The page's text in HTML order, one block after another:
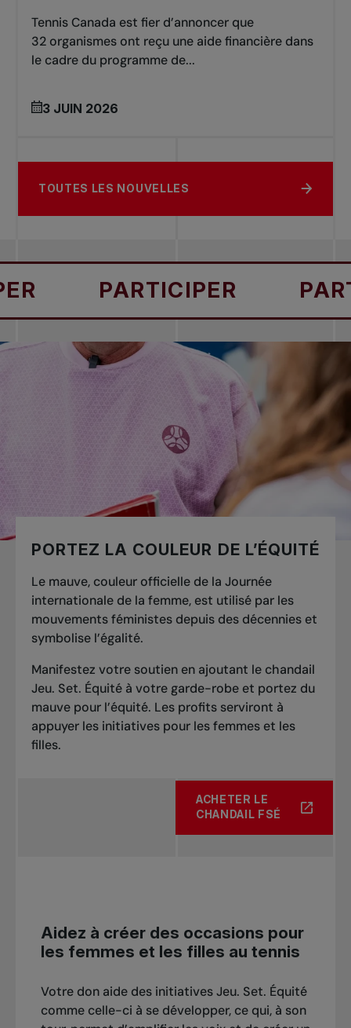
Tennis Canada est fier d’annoncer que
32 organismes ont reçu une aide financière dans
le cadre du programme de...
3 JUIN 2026
TOUTES LES NOUVELLES
PARTICIPER
PORTEZ LA COULEUR DE L’ÉQUITÉ
Le mauve, couleur officielle de la Journée
internationale de la femme, est utilisé par les
mouvements féministes depuis des décennies et
symbolise l’égalité.
Manifestez votre soutien en ajoutant le chandail
Jeu. Set. Équité à votre garde-robe et portez du
mauve pour l’équité. Les profits serviront à
appuyer les initiatives pour les femmes et les
filles.
ACHETER LE
CHANDAIL FSÉ
À PROPOS DE PORTEZ LA
Aidez à créer des occasions pour
les femmes et les filles au tennis
Votre don aide des initiatives Jeu. Set. Équité
comme celle-ci à se développer, ce qui, à son